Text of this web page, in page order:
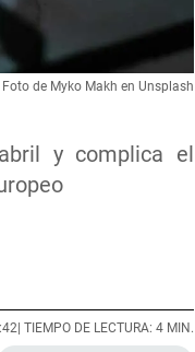
y complica el
Foto de Myko Makh en Unsplash
| TIEMPO DE LECTURA: 4 MIN.